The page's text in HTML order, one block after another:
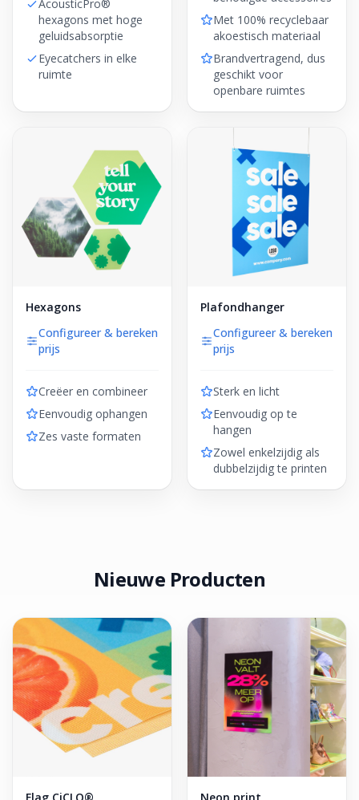
AcousticPro®
hexagons met hoge
geluidsabsorptie
Eyecatchers in elke
ruimte
Met 100% recyclebaar
akoestisch materiaal
Brandvertragend, dus
geschikt voor
openbare ruimtes
Hexagons
Configureer & bereken
prijs
Creëer en combineer
Eenvoudig ophangen
Zes vaste formaten
Plafondhanger
Configureer & bereken
prijs
Sterk en licht
Eenvoudig op te
hangen
Zowel enkelzijdig als
dubbelzijdig te printen
Nieuwe Producten